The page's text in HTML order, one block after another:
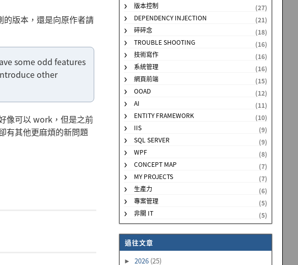
版本，還是向原作者請
some odd features
other
像可以 work，但是之前
有其他更麻煩的新問題
版本控制
(27)
DEPENDENCY INJECTION
(21)
碎碎念
(18)
TROUBLE SHOOTING
(16)
技術寫作
(16)
系統管理
(16)
網頁前端
(15)
OOAD
(12)
AI
(11)
ENTITY FRAMEWORK
(10)
IIS
(9)
SQL SERVER
(9)
WPF
(8)
CONCEPT MAP
(7)
MY PROJECTS
(7)
生產力
(6)
專案管理
(5)
非關 IT
(5)
過往文章
► 2026 (25)